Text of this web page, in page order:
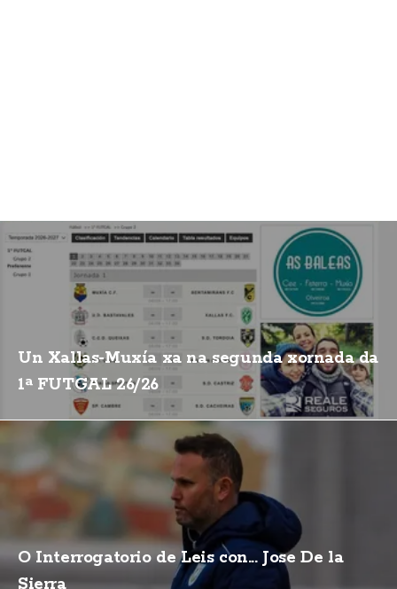
Un Xallas-Muxía xa na segunda xornada da
1ª FUTGAL 26/26
O Interrogatorio de Leis con... Jose De la
Sierra